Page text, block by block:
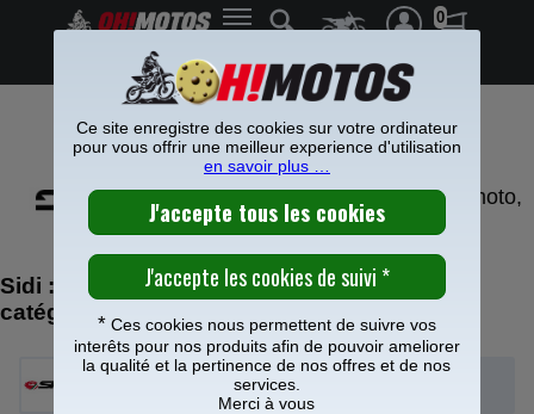
0
Frais de port offerts à partir de 49€
BOTTES SIDI MOTO
SIDI, la haute qualité de la bottes, moto,
cross, tout-terrain.
Sidi : retrouvez vos produits dans nos
catégories
Ce site enregistre des cookies sur votre ordinateur
pour vous offrir une meilleur experience d'utilisation
en savoir plus …
*Ces cookies nous permettent de suivre vos
interêts pour nos produits afin de pouvoir ameliorer
la qualité et la pertinence de nos offres et de nos
services.
Merci à vous